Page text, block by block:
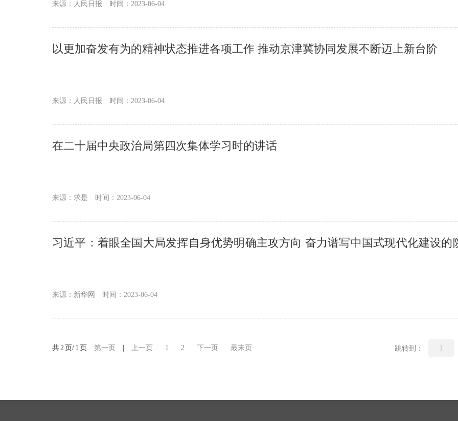
来源：人民日报 时间：2023-06-04
以更加奋发有为的精神状态推进各项工作 推动京津冀协同发展不断迈上新台阶
来源：人民日报 时间：2023-06-04
在二十届中央政治局第四次集体学习时的讲话
来源：求是 时间：2023-06-04
习近平：着眼全国大局发挥自身优势明确主攻方向 奋力谱写中国式现代化建设的
来源：新华网 时间：2023-06-04
共 2 页/ 1 页 第一页 上一页 1 2 下一页 最末页 跳转到：